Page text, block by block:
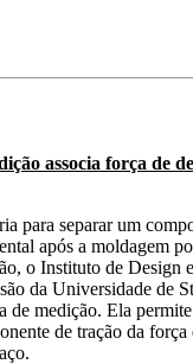
associa força de
para separar um
após a moldagem
o Instituto de Design
da Universidade de
de medição. Ela
de tração da força